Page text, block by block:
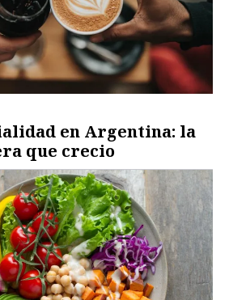
en Argentina: la
que crecio